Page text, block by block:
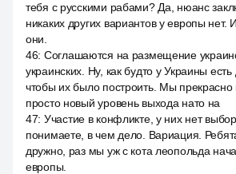
тебя с русскими рабами? Да, нюанс
никаких других вариантов у европы нет.
они.
46: Соглашаются на размещение
украинских. Ну, как будто у Украины есть
чтобы их было построить. Мы
просто новый уровень выхода нато на
47: Участие в конфликте, у них нет
понимаете, в чем дело. Вариация.
дружно, раз мы уж с кота леопольда
европы.